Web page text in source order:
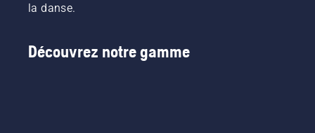
dans le
par
commencez
nos
pelouse
la danse.
Découvrez notre gamme